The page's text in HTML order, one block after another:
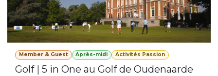
Member & Guest Après-midi Activités Passion
Golf | 5 in One au Golf de Oudenaarde